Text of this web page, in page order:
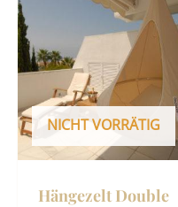
NICHT VORRÄTIG
Hängezelt Double